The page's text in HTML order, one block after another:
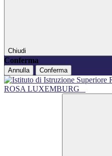
Chiudi
Conferma
Annulla Conferma
ROSA LUXEMBURG